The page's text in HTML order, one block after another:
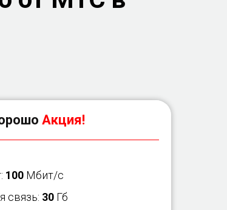
Акция!
100 Мбит/с
связь: 30Гб